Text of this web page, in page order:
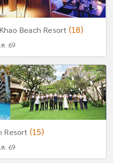
Beach Resort (18)
. 69
Resort (15)
. 69